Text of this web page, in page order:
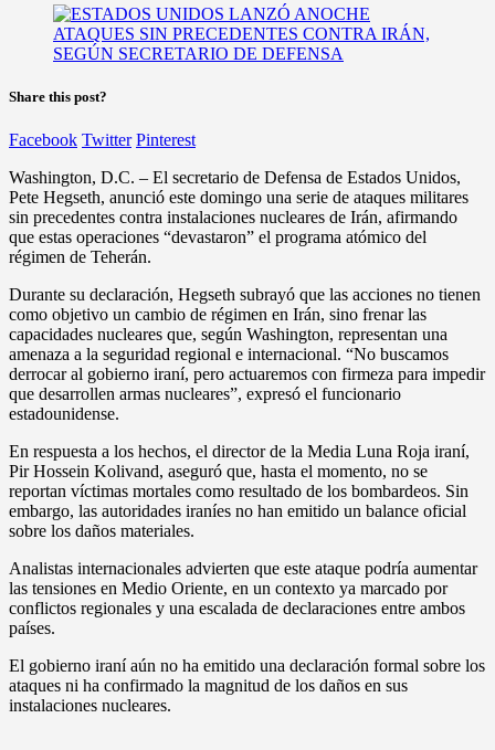
Share this post?
Facebook Twitter Pinterest
Washington, D.C. – El secretario de Defensa de Estados Unidos,
Pete Hegseth, anunció este domingo una serie de ataques militares
sin precedentes contra instalaciones nucleares de Irán, afirmando
que estas operaciones “devastaron” el programa atómico del
régimen de Teherán.
Durante su declaración, Hegseth subrayó que las acciones no tienen
como objetivo un cambio de régimen en Irán, sino frenar las
capacidades nucleares que, según Washington, representan una
amenaza a la seguridad regional e internacional. “No buscamos
derrocar al gobierno iraní, pero actuaremos con firmeza para impedir
que desarrollen armas nucleares”, expresó el funcionario
estadounidense.
En respuesta a los hechos, el director de la Media Luna Roja iraní,
Pir Hossein Kolivand, aseguró que, hasta el momento, no se
reportan víctimas mortales como resultado de los bombardeos. Sin
embargo, las autoridades iraníes no han emitido un balance oficial
sobre los daños materiales.
Analistas internacionales advierten que este ataque podría aumentar
las tensiones en Medio Oriente, en un contexto ya marcado por
conflictos regionales y una escalada de declaraciones entre ambos
países.
El gobierno iraní aún no ha emitido una declaración formal sobre los
ataques ni ha confirmado la magnitud de los daños en sus
instalaciones nucleares.